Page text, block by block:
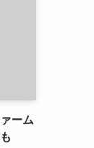
ーム